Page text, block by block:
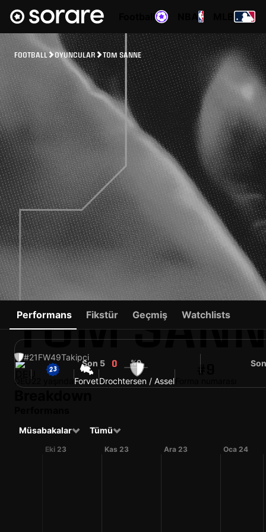
FOOTBALL OYUNCULAR TOM SANNE
TOM
#21FW49Takipçi
DEU ForvetDrochtersen / Assel
#9
Performans Fikstür Geçmiş Watchlists
Son 5 0 %0
Müsabakalar Tümü
Eki 23 Kas 23 Ara 23 Oca 24